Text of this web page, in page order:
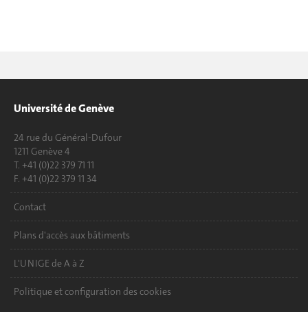
Université de Genève
24 rue du Général-Dufour
1211 Genève 4
T. +41 (0)22 379 71 11
F. +41 (0)22 379 11 34
Contact
Plans d'accès aux bâtiments
L'UNIGE de A à Z
Politique et configuration des cookies